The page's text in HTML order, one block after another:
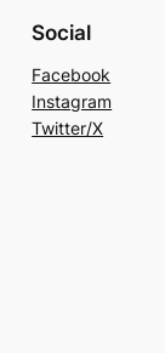
Social
Facebook
Instagram
Twitter/X